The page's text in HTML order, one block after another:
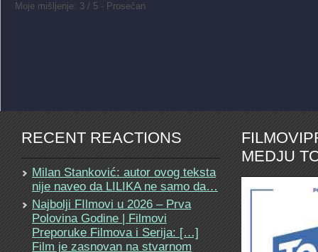
Moje mišljenje: 3 / 5 - Prosečan
RECENT REACTIONS
Milan Stanković: autor ovog teksta
nije naveo da LILIKA ne samo da…
Najbolji FIlmovi u 2026 – Prva
Polovina Godine | Filmovi
Preporuke Filmova i Serija: […]
Film je zasnovan na stvarnom
MEDJU